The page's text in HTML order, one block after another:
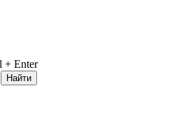
+ Enter